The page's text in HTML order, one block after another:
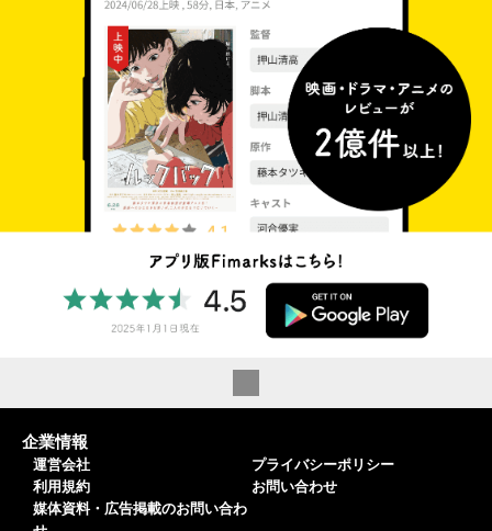
企業情報
運営会社
利用規約
媒体資料・広告掲載のお問い合わ
プライバシーポリシー
お問い合わせ